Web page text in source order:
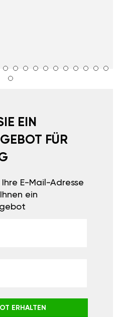
EIN
FÜR
E-Mail-Adresse
ein
ERHALTEN